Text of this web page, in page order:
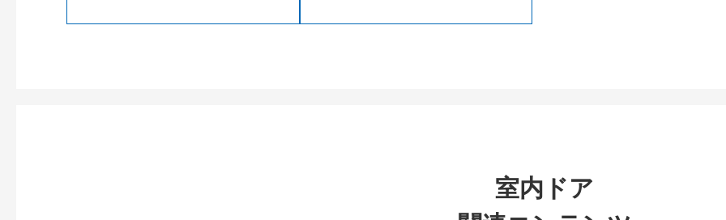
室内ドア